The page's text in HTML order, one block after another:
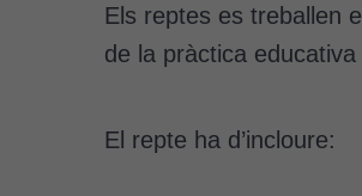
Els reptes es treballen
de la pràctica
El repte ha d’incloure: